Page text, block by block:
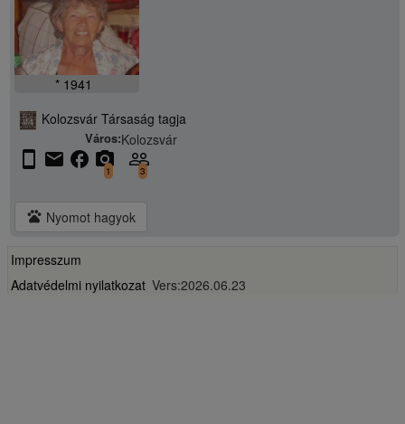
* 1941
Kolozsvár Társaság tagja
Város:Kolozsvár
stay_current_portrait email facebook camera_alt
1
people_outline
3
pets Nyomot hagyok
Impresszum
Adatvédelmi nyilatkozat Vers:2026.06.23